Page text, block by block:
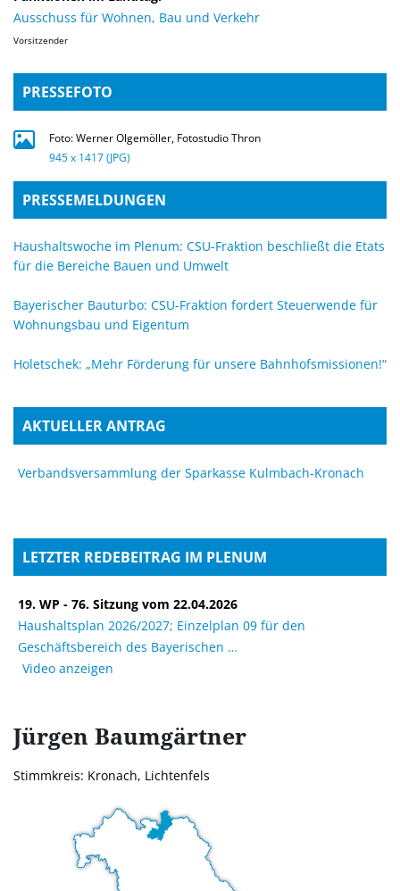
Ausschuss für Wohnen, Bau und Verkehr
Vorsitzender
PRESSEFOTO
Foto: Werner Olgemöller, Fotostudio Thron
945 x 1417 (JPG)
PRESSEMELDUNGEN
Haushaltswoche im Plenum: CSU-Fraktion beschließt die Etats
für die Bereiche Bauen und Umwelt
Bayerischer Bauturbo: CSU-Fraktion fordert Steuerwende für
Wohnungsbau und Eigentum
Holetschek: „Mehr Förderung für unsere Bahnhofsmissionen!“
AKTUELLER ANTRAG
Verbandsversammlung der Sparkasse Kulmbach-Kronach
LETZTER REDEBEITRAG IM PLENUM
19. WP - 76. Sitzung vom 22.04.2026
Haushaltsplan 2026/2027; Einzelplan 09 für den
Geschäftsbereich des Bayerischen
Video anzeigen
Jürgen Baumgärtner
Stimmkreis: Kronach, Lichtenfels